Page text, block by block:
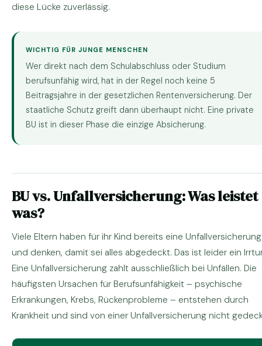
diese Lücke zuverlässig.
WICHTIG FÜR JUNGE MENSCHEN
Wer direkt nach dem Schulabschluss oder Studium
berufsunfähig wird, hat in der Regel noch keine 5
Beitragsjahre in der gesetzlichen Rentenversicherung. Der
staatliche Schutz greift dann überhaupt nicht. Eine private
BU ist in dieser Phase die einzige Absicherung.
BU vs. Unfallversicherung: Was leistet
was?
Viele Eltern haben für ihr Kind bereits eine
und denken, damit sei alles abgedeckt. Das ist leider ein
Eine Unfallversicherung zahlt ausschließlich bei Unfällen. Die
häufigsten Ursachen für Berufsunfähigkeit – psychische
Erkrankungen, Krebs, Rückenprobleme – entstehen durch
Krankheit und sind von einer Unfallversicherung nicht